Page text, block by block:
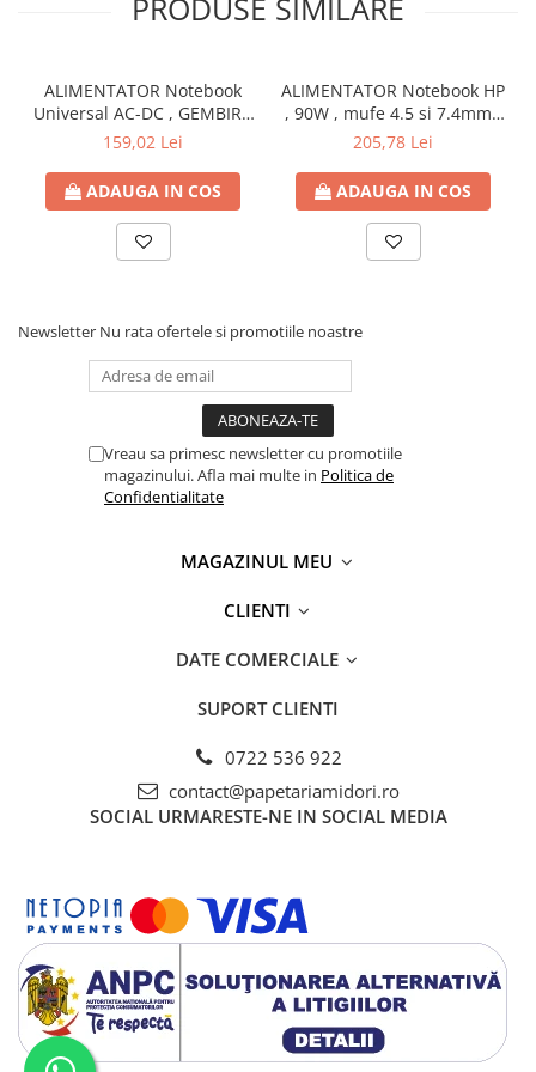
PRODUSE SIMILARE
ALIMENTATOR Notebook
Universal AC-DC , GEMBIRD
, 90W - tensiuni
DC la 4.5 A max , protectie
la supratensiuni Cod
Produs: NPA-AC1D
159,02 Lei
ADAUGA IN COS
ALIMENTATOR Notebook HP
, 90W , mufe 4.5 si 7.4mm ,
Cod Produs: H6Y90AA
205,78 Lei
ADAUGA IN COS
Newsletter Nu rata ofertele si promotiile noastre
Vreau sa primesc newsletter cu promotiile
magazinului. Afla mai multe in Politica de
Confidentialitate
MAGAZINUL MEU
CLIENTI
DATE COMERCIALE
SUPORT CLIENTI
0722 536 922
contact@papetariamidori.ro
SOCIAL URMARESTE-NE IN SOCIAL MEDIA